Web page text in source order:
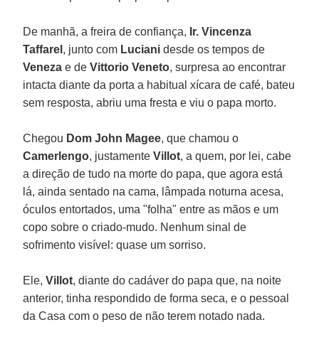
De manhã, a freira de confiança, Ir. Vincenza
Taffarel , junto com Luciani desde os tempos de
Veneza e deVittorio Veneto, surpresa ao encontrar
intacta diante da porta a habitual xícara de café, bateu
sem resposta, abriu uma fresta e viu o papa morto.
Chegou Dom John Magee, que chamou o
Camerlengo, justamenteVillot, a quem, por lei, cabe
a direção de tudo na morte do papa, que agora está
lá, ainda sentado na cama, lâmpada noturna acesa,
óculos entortados, uma "folha" entre as mãos e um
copo sobre o criado-mudo. Nenhum sinal de
sofrimento visível: quase um sorriso.
Ele,Villot, diante do cadáver do papa que, na noite
anterior, tinha respondido de forma seca, e o pessoal
da Casa com o peso de não terem notado nada.